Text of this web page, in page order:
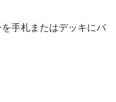
手札またはデッキにバ